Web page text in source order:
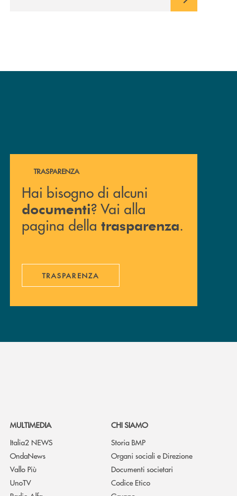
Hai bisogno di alcuni documenti ? Vai alla pagina della
TRASPARENZA
Hai bisogno di alcuni
documenti? Vai alla
pagina della trasparenza.
TRASPARENZA
MULTIMEDIA
Italia2 NEWS
OndaNews
Vallo Più
UnoTV
CHI SIAMO
Storia BMP
Organi sociali e Direzione
Documenti societari
Codice Etico